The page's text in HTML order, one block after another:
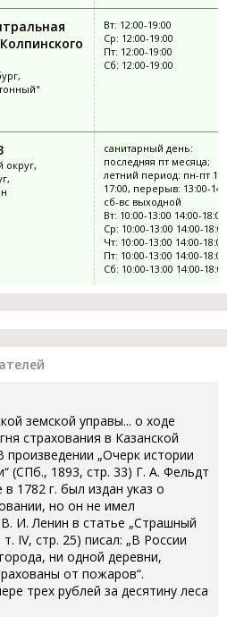
Вт: 12:00-19:00
Ср: 12:00-19:00
Пт: 12:00-19:00
Сб: 12:00-19:00
округ,
санитарный день:
последняя пт месяца;
летний период: пн-пт
17:00, перерыв: 13:00-
сб-вс выходной
Вт: 10:00-13:00 14:00-18:00
Ср: 10:00-13:00 14:00-18:00
Чт: 10:00-13:00 14:00-18:00
Пт: 10:00-13:00 14:00-18:00
Сб: 10:00-13:00 14:00-18:00
земской управы... о ходе
страхования в Казанской
произведении „Очерк истории
(СПб., 1893, стр. 33) Г. А. Фельдт
1782 г. был издан указ о
но он не имел
И. Ленин в статье „Страшный
IV, стр. 25) писал: „В России
ни одной деревни,
от пожаров“.
трех рублей за десятину леса